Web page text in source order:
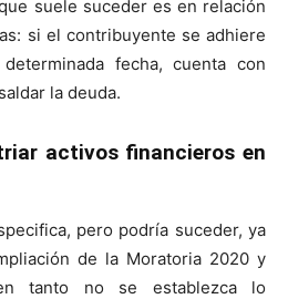
suele suceder es en relación
si el contribuyente se adhiere
fecha, cuenta con
la deuda.
activos financieros en
pero podría suceder, ya
de la Moratoria 2020 y
tanto no se establezca lo